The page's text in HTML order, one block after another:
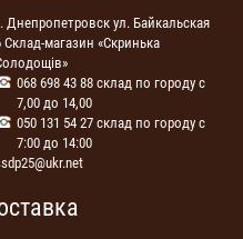
Днепропетровск ул. Байкальская
Склад-магазин «Скринька
068 698 43 88 склад по городу с
7,00 до 14,00
050 131 54 27 склад по городу с
7:00 до 14:00